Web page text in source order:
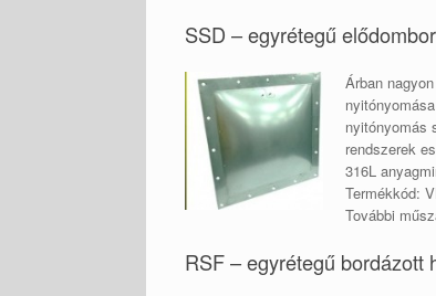
SSD – egyrétegű
Árban
nyitónyomás
rendszerek
316L
Termékkód:
További
RSF – egyrétegű bordázott